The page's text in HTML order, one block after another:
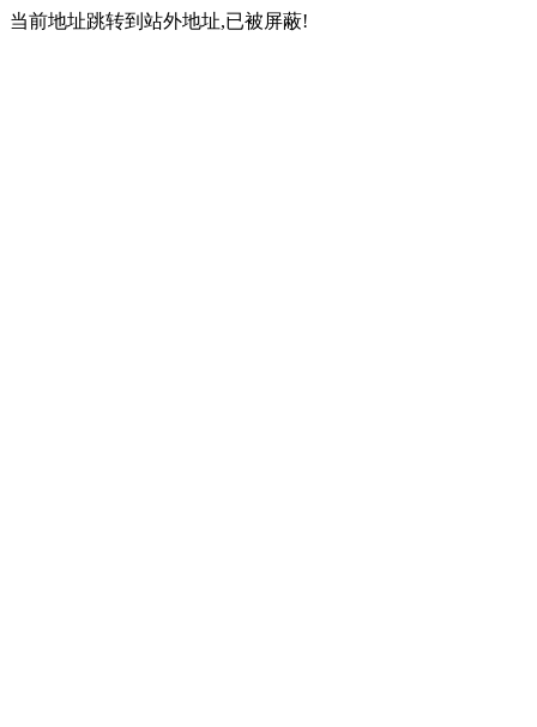
当前地址跳转到站外地址,已被屏蔽!